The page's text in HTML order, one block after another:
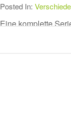
Posted In:
Eine komplette